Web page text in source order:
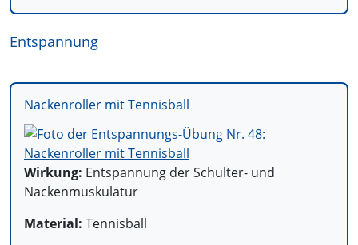
Entspannung
Nackenroller mit Tennisball
Wirkung: Entspannung der Schulter- und
Nackenmuskulatur
Material: Tennisball